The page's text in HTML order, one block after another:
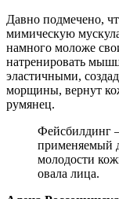
Давно подмечено,
мимическую
намного моложе
натренировать
эластичными,
морщины, вернут
румянец.
Фейсбилдинг
применяемый
молодости
овала лица.